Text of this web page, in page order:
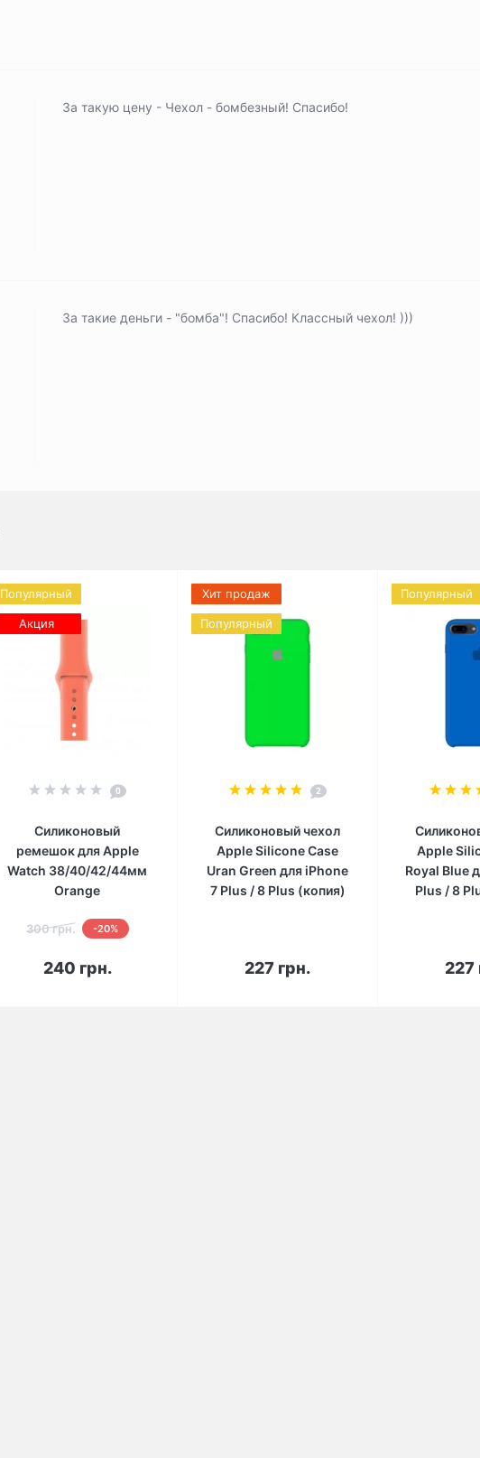
За такую цену - Чехол - бомбезный! Спасибо!
За такие деньги - "бомба"! Спасибо! Классный чехол! )))
Популярный
Акция
0
Силиконовый
ремешок для Apple
Watch 38/40/42/44мм
Orange
300 грн. -20%
240 грн.
В корзину
Хит продаж
Популярный
2
Силиконовый чехол
Apple Silicone Case
Uran Green для iPhone
7 Plus / 8 Plus (копия)
227 грн.
В корзину
Популярный
Apple
Royal Blue
Plus / 8
227
В